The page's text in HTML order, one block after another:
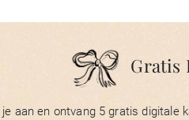
Gratis
aan en ontvang 5 gratis digitale